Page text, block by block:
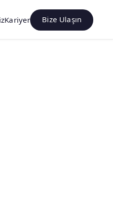
Kariyer Bize Ulaşın